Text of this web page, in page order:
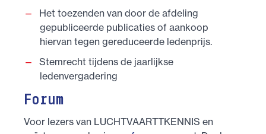
Het toezenden van door de afdeling
gepubliceerde publicaties of aankoop
hiervan tegen gereduceerde ledenprijs.
Stemrecht tijdens de jaarlijkse
ledenvergadering
Forum
Voor lezers van LUCHTVAARTTKENNIS en